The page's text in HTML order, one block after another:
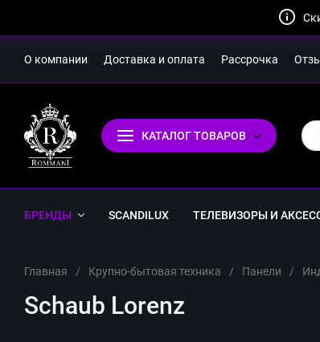
О компании Доставка и оплата Рассрочка
КАТАЛОГ ТОВАРОВ
БРЕНДЫ SCANDILUX ТЕЛЕВИЗОРЫ И
Главная / Крупно-бытовая техника / Панели /
Schaub Lorenz